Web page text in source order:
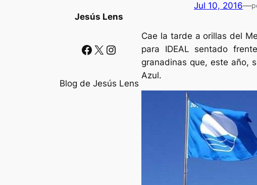
Jesús Lens
Facebook X Instagram
Blog de Jesús Lens
Jul 10, 2016—
Cae la tarde a orillas del
para IDEAL sentado
granadinas que, este año,
Azul.